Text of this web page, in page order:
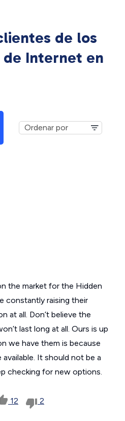
de los
de Internet en
the market for the Hidden
constantly raising their
at all. Don’t believe the
last long at all. Ours is up
we have them is because
It should not be a
checking for new options.
12 2